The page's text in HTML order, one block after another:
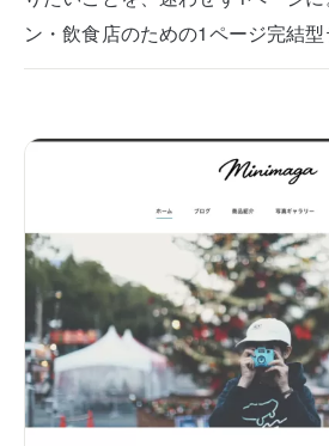
ン・飲食店のための1ページ完結